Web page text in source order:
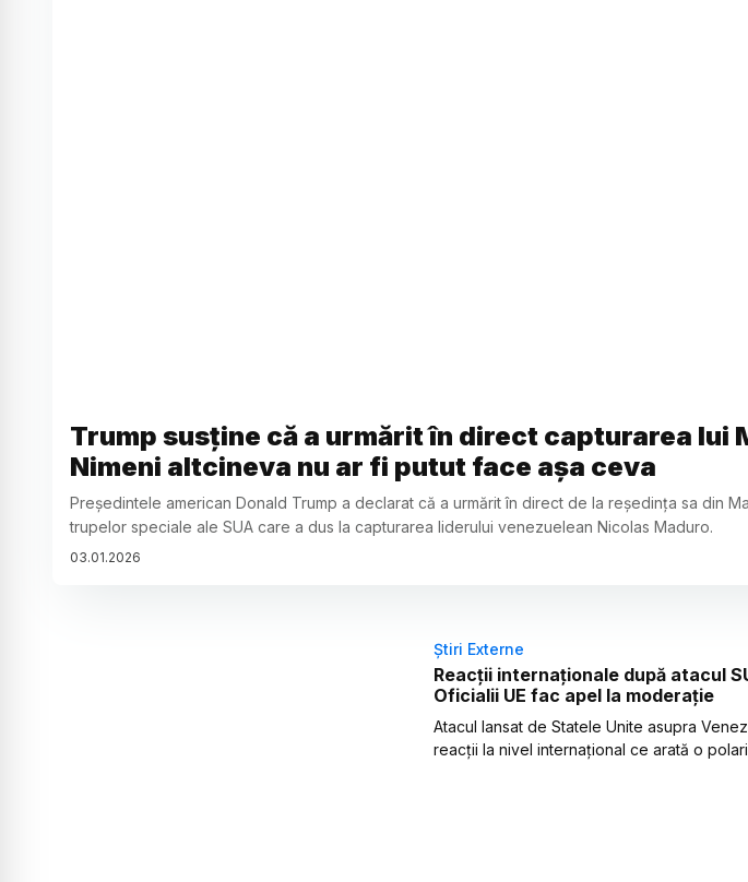
Trump susține că a urmărit în direct capturarea lui
Nimeni altcineva nu ar fi putut face așa ceva
Președintele american Donald Trump a declarat că a urmărit în direct de la reședința sa din
trupelor speciale ale SUA care a dus la capturarea liderului venezuelean Nicolas Maduro.
03.01.2026
Știri Externe
Reacții internaționale după atacul
Oficialii UE fac apel la moderație
Atacul lansat de Statele Unite asupra
reacții la nivel internațional ce arată o